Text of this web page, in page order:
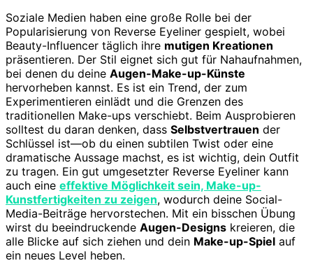
Soziale Medien haben eine große Rolle bei der
Popularisierung von Reverse Eyeliner gespielt, wobei
Beauty-Influencer täglich ihre mutigen Kreationen
präsentieren. Der Stil eignet sich gut für Nahaufnahmen,
bei denen du deine Augen-Make-up-Künste
hervorheben kannst. Es ist ein Trend, der zum
Experimentieren einlädt und die Grenzen des
traditionellen Make-ups verschiebt. Beim Ausprobieren
solltest du daran denken, dass Selbstvertrauen der
Schlüssel ist—ob du einen subtilen Twist oder eine
dramatische Aussage machst, es ist wichtig, dein Outfit
zu tragen. Ein gut umgesetzter Reverse Eyeliner kann
auch eine effektive Möglichkeit sein, Make-up-
Kunstfertigkeiten zu zeigen, wodurch deine Social-
Media-Beiträge hervorstechen. Mit ein bisschen Übung
wirst du beeindruckende Augen-Designs kreieren, die
alle Blicke auf sich ziehen und dein Make-up-Spiel auf
ein neues Level heben.